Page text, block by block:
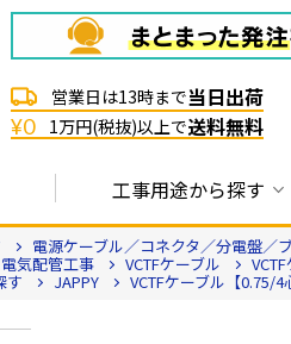
営業日は13時まで当日出荷
¥0 1万円(税抜)以上で送料無料
工事用途から探す
電源ケーブル／コネクタ／分電盤／
電気配管工事 VCTFケーブル
す JAPPY VCTFケーブル【0.75/